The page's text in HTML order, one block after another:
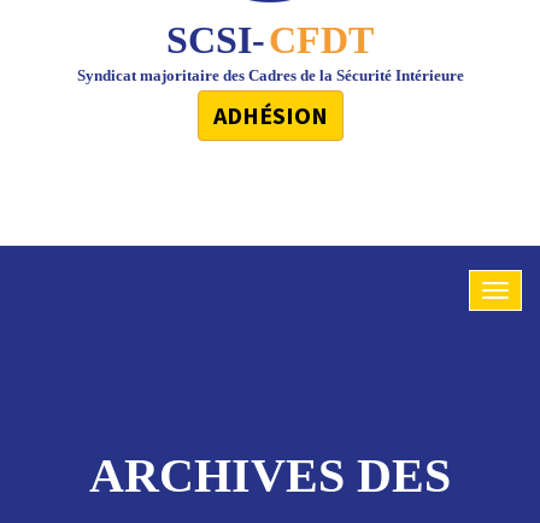
SCSI-CFDT
Syndicat majoritaire des Cadres de la Sécurité Intérieure
ADHÉSION
ARCHIVES DES